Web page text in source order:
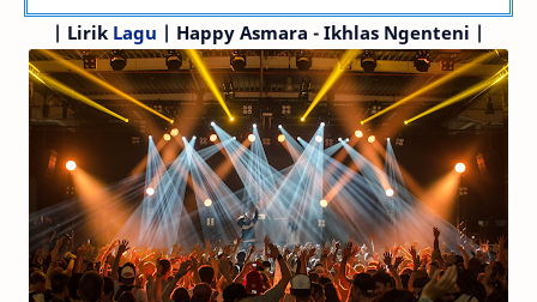
| Lirik Lagu | Happy Asmara - Ikhlas Ngenteni |